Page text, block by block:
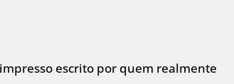
escrito por quem realmente